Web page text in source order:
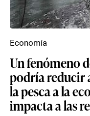
Un fenómeno
podría reducir
la pesca a la
impacta a las
Economía